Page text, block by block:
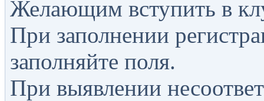
Желающим вступить в
При заполнении
заполняйте поля.
При выявлении